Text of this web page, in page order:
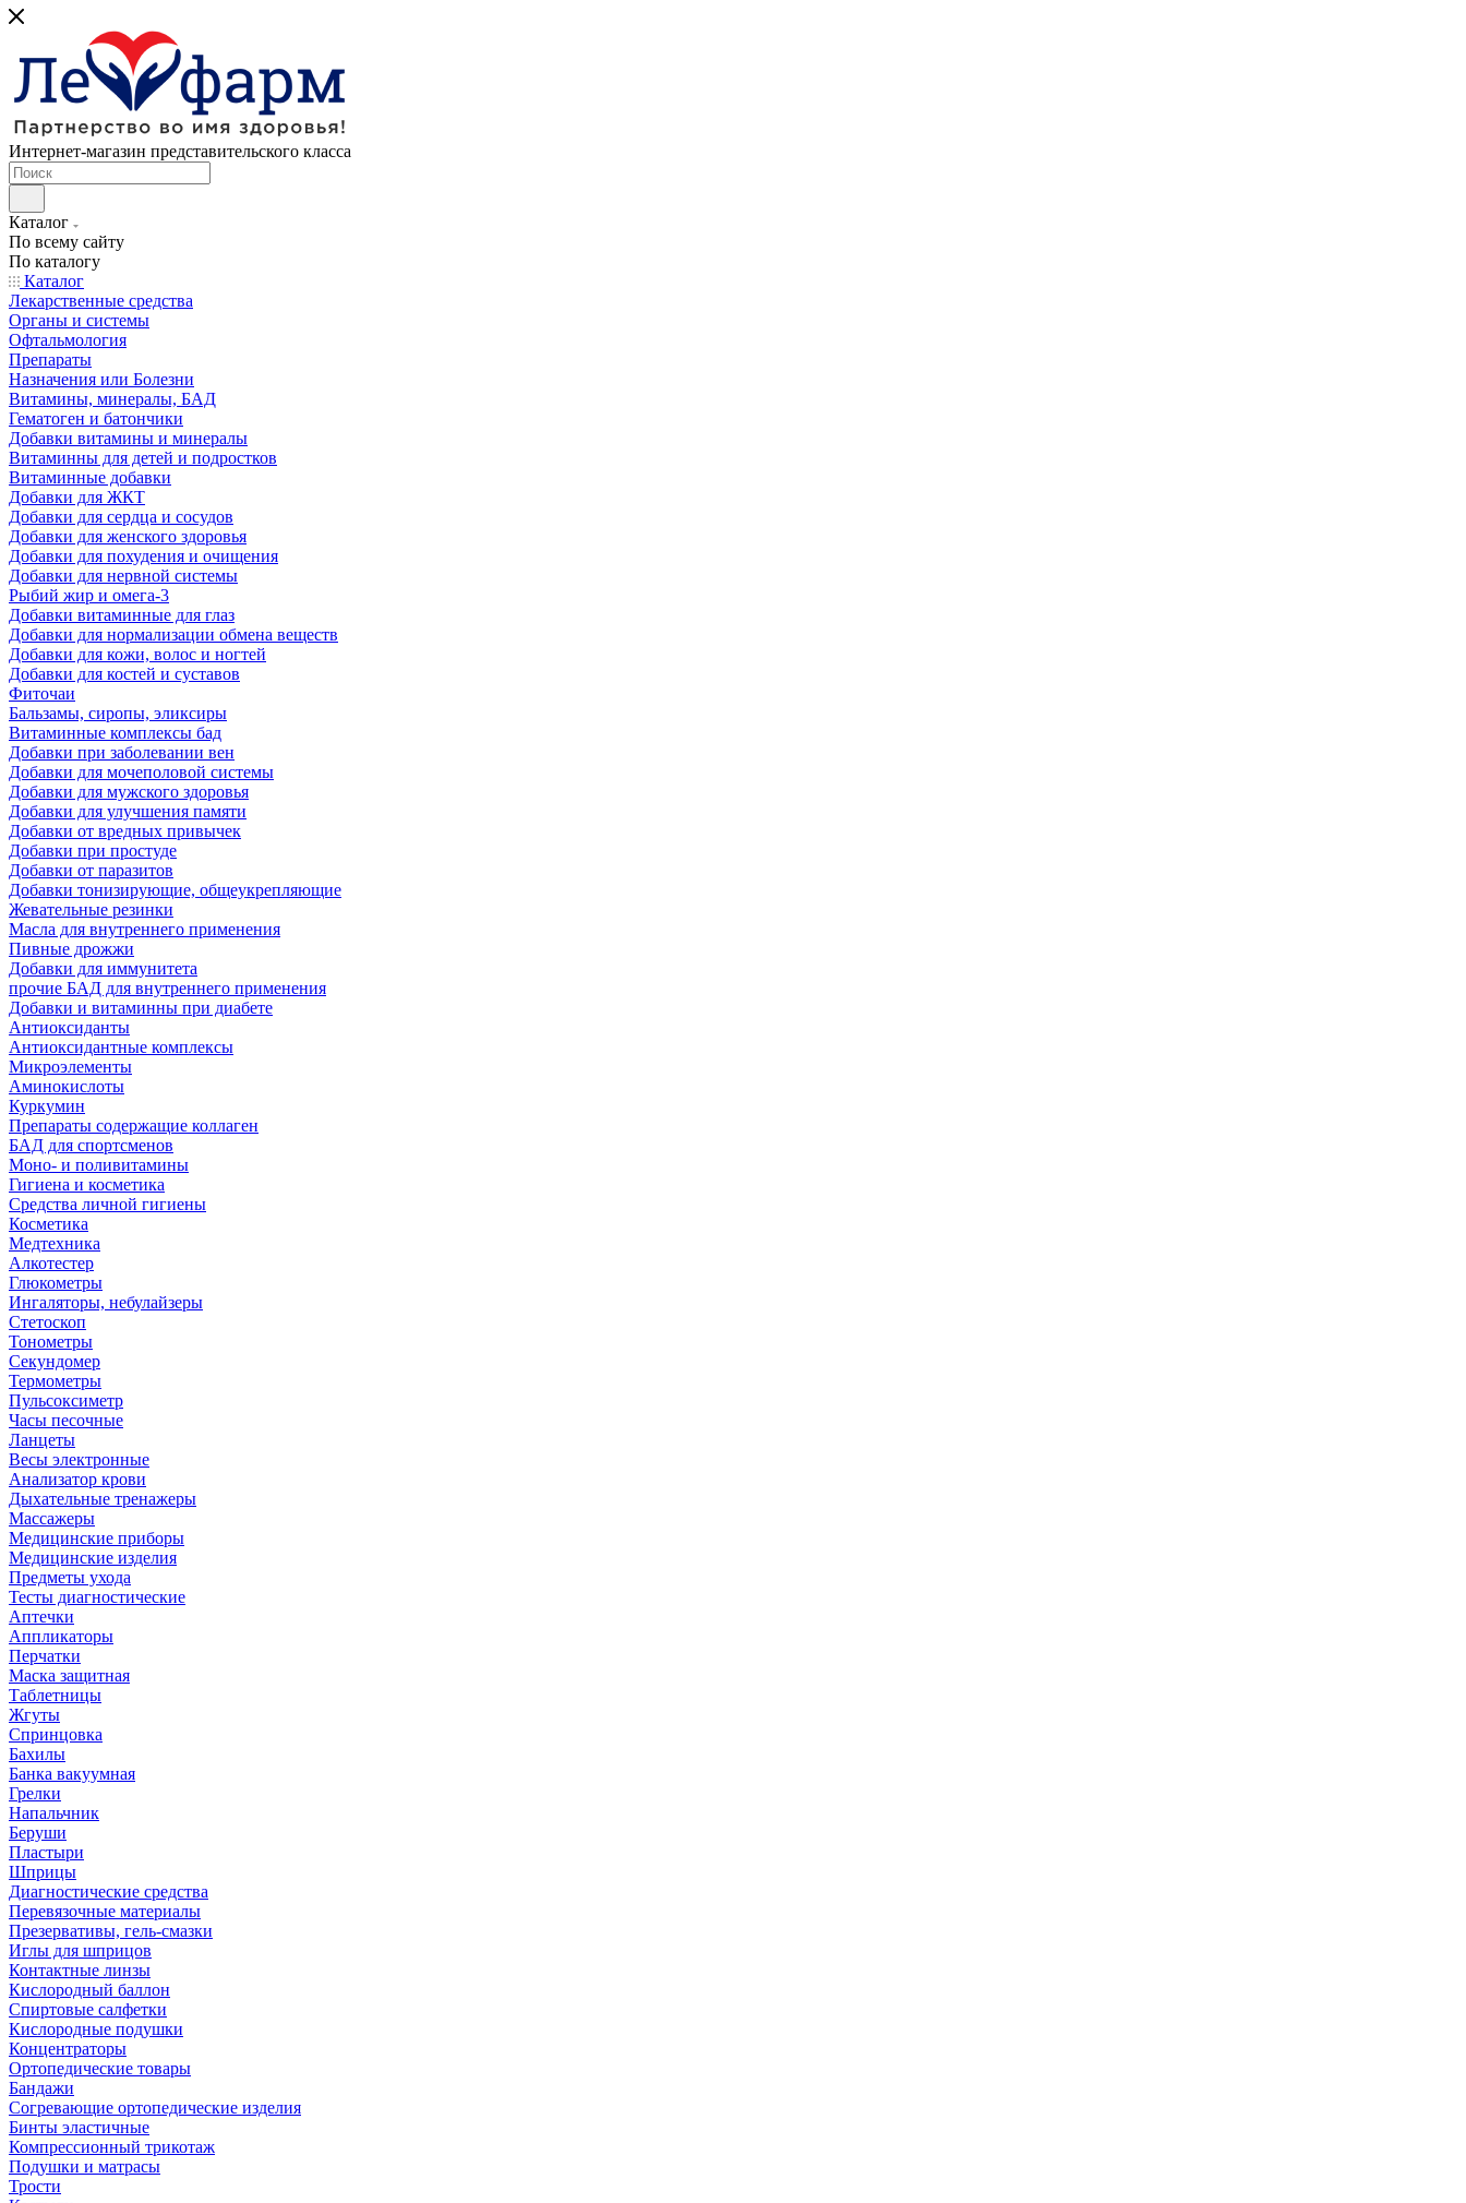
Интернет-магазин представительского класса
Каталог
По всему сайту
По каталогу
Каталог
Лекарственные средства
Органы и системы
Офтальмология
Препараты
Назначения или Болезни
Витамины, минералы, БАД
Гематоген и батончики
Добавки витамины и минералы
Витаминны для детей и подростков
Витаминные добавки
Добавки для ЖКТ
Добавки для сердца и сосудов
Добавки для женского здоровья
Добавки для похудения и очищения
Добавки для нервной системы
Рыбий жир и омега-3
Добавки витаминные для глаз
Добавки для нормализации обмена веществ
Добавки для кожи, волос и ногтей
Добавки для костей и суставов
Фиточаи
Бальзамы, сиропы, эликсиры
Витаминные комплексы бад
Добавки при заболевании вен
Добавки для мочеполовой системы
Добавки для мужского здоровья
Добавки для улучшения памяти
Добавки от вредных привычек
Добавки при простуде
Добавки от паразитов
Добавки тонизирующие, общеукрепляющие
Жевательные резинки
Масла для внутреннего применения
Пивные дрожжи
Добавки для иммунитета
прочие БАД для внутреннего применения
Добавки и витаминны при диабете
Антиоксиданты
Антиоксидантные комплексы
Микроэлементы
Аминокислоты
Куркумин
Препараты содержащие коллаген
БАД для спортсменов
Моно- и поливитамины
Гигиена и косметика
Средства личной гигиены
Косметика
Медтехника
Алкотестер
Глюкометры
Ингаляторы, небулайзеры
Стетоскоп
Тонометры
Секундомер
Термометры
Пульсоксиметр
Часы песочные
Ланцеты
Весы электронные
Анализатор крови
Дыхательные тренажеры
Массажеры
Медицинские приборы
Медицинские изделия
Предметы ухода
Тесты диагностические
Аптечки
Аппликаторы
Перчатки
Маска защитная
Таблетницы
Жгуты
Спринцовка
Бахилы
Банка вакуумная
Грелки
Напальчник
Беруши
Пластыри
Шприцы
Диагностические средства
Перевязочные материалы
Презервативы, гель-смазки
Иглы для шприцов
Контактные линзы
Кислородный баллон
Спиртовые салфетки
Кислородные подушки
Концентраторы
Ортопедические товары
Бандажи
Согревающие ортопедические изделия
Бинты эластичные
Компрессионный трикотаж
Подушки и матрасы
Трости